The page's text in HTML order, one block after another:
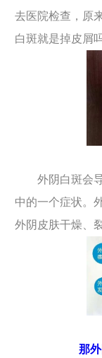
去医院检查，原
白斑就是掉皮屑
外阴白斑会导
中的一个症状。
外阴皮肤干燥、
那